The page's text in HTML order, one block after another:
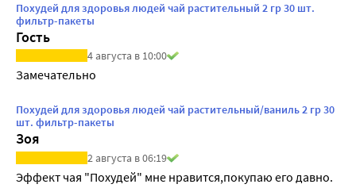
Похудей для здоровья людей чай растительный 2 гр 30 шт.
фильтр-пакеты
Гость
4 августа в 10:00
Замечательно
Похудей для здоровья людей чай растительный/ваниль 2 гр 30
шт. фильтр-пакеты
Зоя
2 августа в 06:19
Эффект чая "Похудей" мне нравится,покупаю его давно.